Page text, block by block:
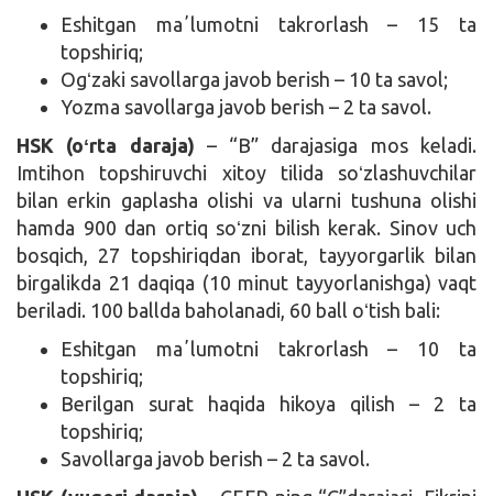
Eshitgan maʼlumotni takrorlash – 15 ta
topshiriq;
Ogʻzaki savollarga javob berish – 10 ta savol;
Yozma savollarga javob berish – 2 ta savol.
HSK (oʻrta daraja) – “B” darajasiga mos keladi.
Imtihon topshiruvchi xitoy tilida soʻzlashuvchilar
bilan erkin gaplasha olishi va ularni tushuna olishi
hamda 900 dan ortiq soʻzni bilish kerak. Sinov uch
bosqich, 27 topshiriqdan iborat, tayyorgarlik bilan
birgalikda 21 daqiqa (10 minut tayyorlanishga) vaqt
beriladi. 100 ballda baholanadi, 60 ball oʻtish bali:
Eshitgan maʼlumotni takrorlash – 10 ta
topshiriq;
Berilgan surat haqida hikoya qilish – 2 ta
topshiriq;
Savollarga javob berish – 2 ta savol.